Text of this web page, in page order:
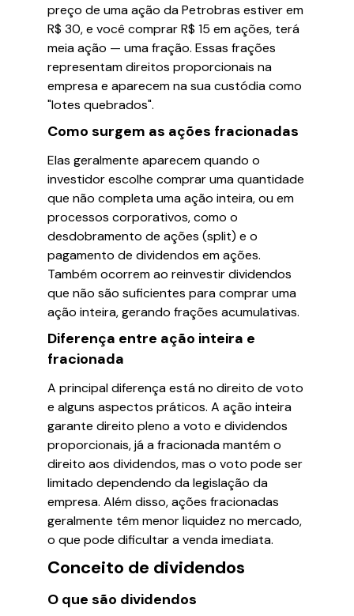
preço de uma ação da Petrobras estiver em
R$ 30, e você comprar R$ 15 em ações, terá
meia ação — uma fração. Essas frações
representam direitos proporcionais na
empresa e aparecem na sua custódia como
"lotes quebrados".
Como surgem as ações fracionadas
Elas geralmente aparecem quando o
investidor escolhe comprar uma quantidade
que não completa uma ação inteira, ou em
processos corporativos, como o
desdobramento de ações (split) e o
pagamento de dividendos em ações.
Também ocorrem ao reinvestir dividendos
que não são suficientes para comprar uma
ação inteira, gerando frações acumulativas.
Diferença entre ação inteira e
fracionada
A principal diferença está no direito de voto
e alguns aspectos práticos. A ação inteira
garante direito pleno a voto e dividendos
proporcionais, já a fracionada mantém o
direito aos dividendos, mas o voto pode ser
limitado dependendo da legislação da
empresa. Além disso, ações fracionadas
geralmente têm menor liquidez no mercado,
o que pode dificultar a venda imediata.
Conceito de dividendos
O que são dividendos